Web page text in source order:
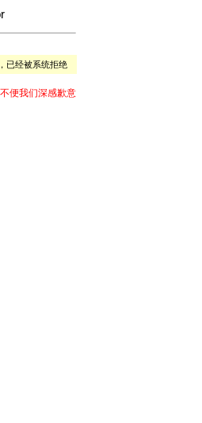
已经被系统拒绝
便我们深感歉意